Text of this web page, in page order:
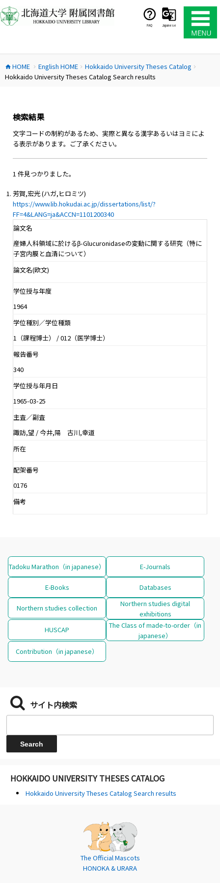
ン
テ
ス
キ
FAQ Japanese
home HOME chevron_right English HOMEchevron_right Hokkaido University Theses Catalog chevron_right
Hokkaido University Theses Catalog Search results
検索結果
文字コードの制約があるため、実際と異なる漢字あるいはヨミによ
る表示があります。ご了承ください。
1 件見つかりました。
芳賀,宏光 (ハガ,ヒロミツ)
https://www.lib.hokudai.ac.jp/dissertations/list/?
FF=4&LANG=ja&ACCN=1101200340
論文名
産婦人科領域に於けるβ-Glucuronidaseの変動に関する研究（特に
子宮内膜と血清について）
論文名(欧文)
学位授与年度
1964
学位種別／学位種類
1（課程博士） / 012（医学博士）
報告番号
340
学位授与年月日
1965-03-25
主査／副査
諏訪,望 / 今井,陽 古川,幸道
所在
配架番号
0176
備考
Tadoku Marathon（in japanese） E-Journals
E-Books Databases
Northern studies collection
Northern studies digital
exhibitions
HUSCAP
The Class of made-to-order（in
japanese）
Contribution（in japanese）
サイト内検索
HOKKAIDO UNIVERSITY THESES CATALOG
Hokkaido University Theses Catalog Search results
The Official Mascots
HONOKA & URARA